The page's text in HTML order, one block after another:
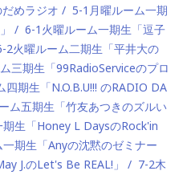
めラジオ
5-1月曜ルーム一期
6-1火曜ルーム一期生「逗子
2火曜ルーム二期生「平井大の
三期生「99RadioServiceのプロ
四期生「N.O.B.U!!! のRADIO DA
ム五期生「竹友あつきのズルい
生「Honey L DaysのRock'in
期生「Anyの沈黙のゼミナー
J.のLet's Be REAL!」
7-2木